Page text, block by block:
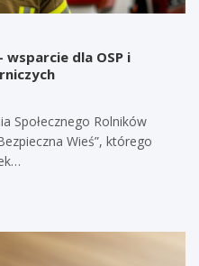
wsparcie dla OSP i
Społecznego Rolników
Wieś”, którego